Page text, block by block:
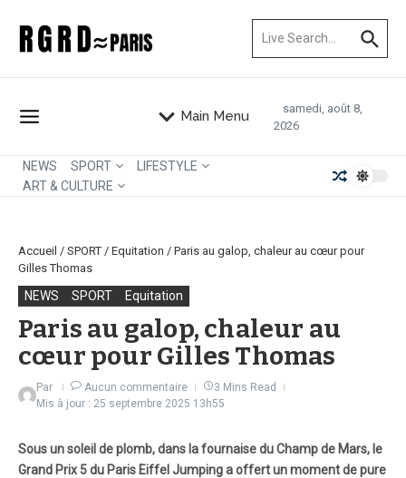
Main Menu
samedi, août 8,
2026
NEWS SPORT
LIFESTYLE
ART & CULTURE
Accueil / SPORT / Equitation / Paris au galop, chaleur au cœur pour
Gilles Thomas
NEWS SPORT Equitation
Paris au galop, chaleur au
cœur pour Gilles Thomas
Par Aucun commentaire
3 Mins Read
Mis à jour : 25 septembre 2025 13h55
Sous un soleil de plomb, dans la fournaise du Champ de Mars, le
Grand Prix 5 du Paris Eiffel Jumping a offert un moment de pure